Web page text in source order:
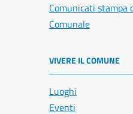
Comunicati stampa
Comunale
VIVERE IL COMUNE
Luoghi
Eventi